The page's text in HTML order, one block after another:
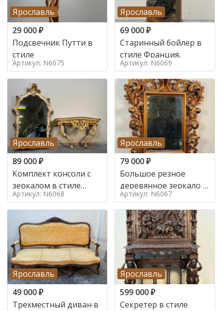
Ярославль
29 000₽
Подсвечник Путти в
стиле
Артикул: N6075
Ярославль
69 000₽
Старинный бойлер в
стиле Франция,
Артикул: N6069
Ярославль
89 000₽
Комплект консоли с
зеркалом в стиле
ренессанс,
Артикул: N6068
Ярославль
79 000₽
Большое резное
деревянное зеркало с
золочением в стиле
Артикул: N6067
Ярославль
49 000₽
Трехместный диван в
Ярославль
599 000₽
Секретер в стиле